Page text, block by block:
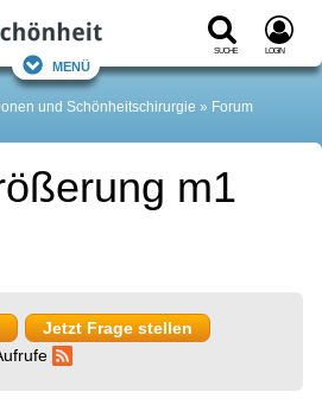
Suche Login
Menü
und Schönheitschirurgie
Forum
m1
Jetzt Frage stellen